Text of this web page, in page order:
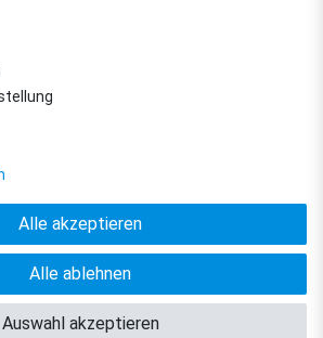
filter-direkt. Alle Rechte vorbehalten. / *Alle Preise
inkl. MwSt. und zzgl. Versandkosten.
widerrufen
Alle akzeptieren
Alle ablehnen
Auswahl akzeptieren